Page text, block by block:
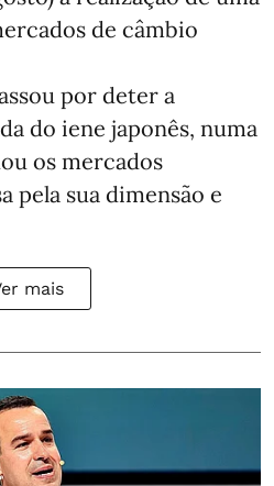
de câmbio
por deter a
do iene japonês, numa
os mercados
pela sua dimensão e
mais